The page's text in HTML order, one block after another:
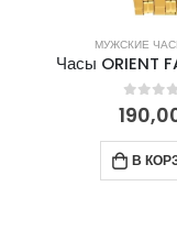
ЖЕНСКИЕ
Часы ORIENT
0out